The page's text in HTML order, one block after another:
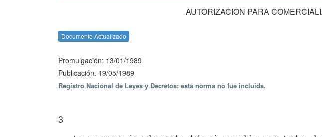
AUTORIZACION PARA
Documento Actualizado
Promulgación: 13/01/1989
Publicación: 19/05/1989
Registro Nacional de Leyes y Decretos: esta norma no fue incluida.
3